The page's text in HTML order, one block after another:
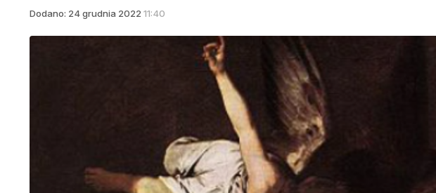
Dodano: 24grudnia 2022 11:40